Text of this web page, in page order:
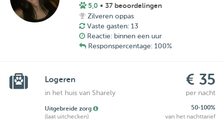
5,0 • 37 beoordelingen
Zilveren oppas
Vaste gasten: 13
Reactie: binnen een uur
Responspercentage: 100%
Logeren € 35
in het huis van Sharely per nacht
Uitgebreide zorg
50-100%
(laat uitchecken)
van het nachttarief